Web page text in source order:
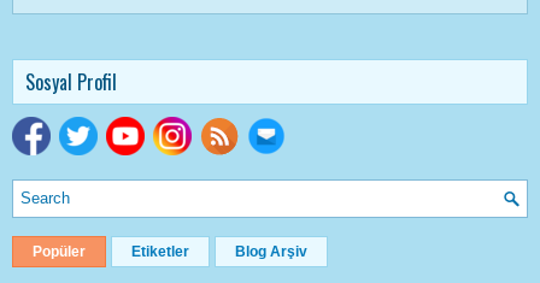
Sosyal Profil
Popüler Etiketler Blog Arşiv